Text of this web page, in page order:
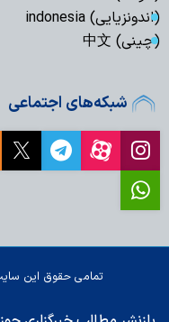
(اندونزیایی) indonesia
(چینی) 中文
شبکه‌های اجتماعی
تمامی حقوق این